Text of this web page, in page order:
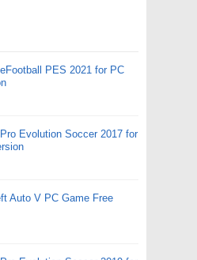
PES 2021 for PC
Evolution Soccer 2017 for
Auto V PC Game Free